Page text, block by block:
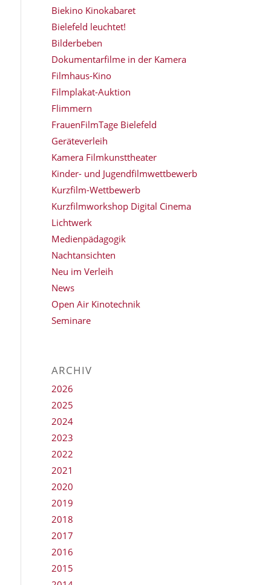
Biekino Kinokabaret
Bielefeld leuchtet!
Bilderbeben
Dokumentarfilme in der Kamera
Filmhaus-Kino
Filmplakat-Auktion
Flimmern
FrauenFilmTage Bielefeld
Geräteverleih
Kamera Filmkunsttheater
Kinder- und Jugendfilmwettbewerb
Kurzfilm-Wettbewerb
Kurzfilmworkshop Digital Cinema
Lichtwerk
Medienpädagogik
Nachtansichten
Neu im Verleih
News
Open Air Kinotechnik
Seminare
ARCHIV
2026
2025
2024
2023
2022
2021
2020
2019
2018
2017
2016
2015